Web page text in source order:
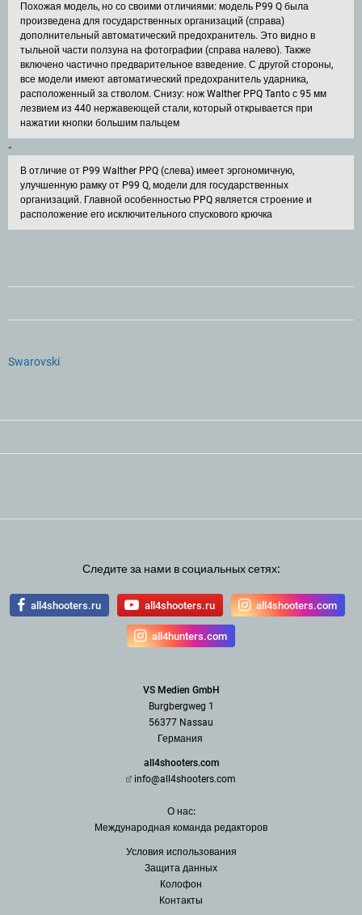
Похожая модель, но со своими отличиями: модель P99 Q была
произведена для государственных организаций (справа)
дополнительный автоматический предохранитель. Это видно в
тыльной части ползуна на фотографии (справа налево). Также
включено частично предварительное взведение. С другой стороны,
все модели имеют автоматический предохранитель ударника,
расположенный за стволом. Снизу: нож Walther PPQ Tanto с 95 мм
лезвием из 440 нержавеющей стали, который открывается при
нажатии кнопки большим пальцем
В отличие от P99 Walther PPQ (слева) имеет эргономичную,
улучшенную рамку от P99 Q, модели для государственных
организаций. Главной особенностью PPQ является строение и
расположение его исключительного спускового крючка
Swarovski
Следите за нами в социальных сетях:
all4shooters.ru all4shooters.ru all4shooters.com
all4hunters.com
VS Medien GmbH
Burgbergweg 1
56377 Nassau
Германия
all4shooters.com
info@all4shooters.com
О нас:
Международная команда редакторов
Условия использования
Защита данных
Колофон
Контакты